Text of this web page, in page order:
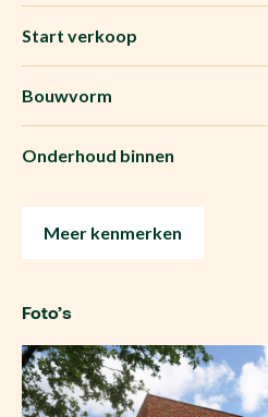
Start verkoop
Bouwvorm
Onderhoud binnen
Meer kenmerken
Foto’s